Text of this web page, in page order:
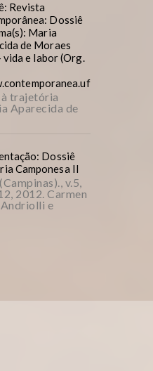
Revista
Dossiê
Maria
de Moraes
vida e labor (Org.
trajetória
Aparecida de
Dossiê
Camponesa II
v.5,
2012. Carmen
e